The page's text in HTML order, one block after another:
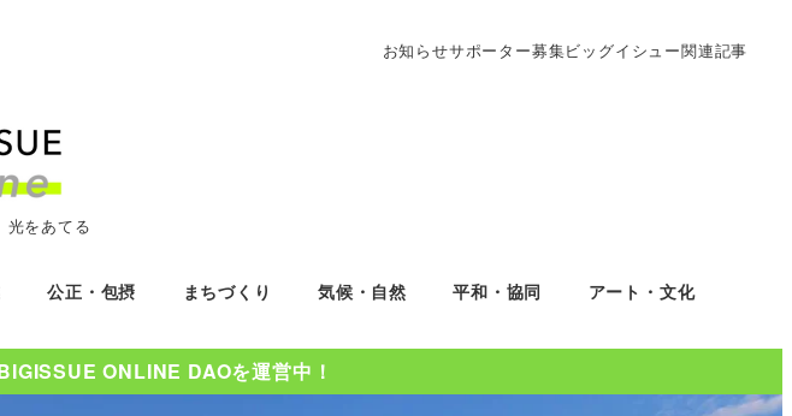
お知らせサポーター募集ビッグイシュー関連記事
光をあてる
公正・包摂 まちづくり 気候・自然 平和・協同 アート・文化
ONLINE DAOを運営中！